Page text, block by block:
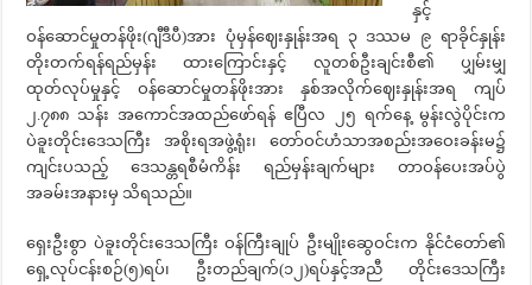
နှင့်
ဝန်ဆောင်မှုတန်ဖိုး(ဂျီဒီပီ)အား ပုံမှန်ဈေးနှုန်းအရ ၃ ဒဿမ ၉ ရာခိုင်နှုန်း
တိုးတက်ရန်ရည်မှန်း ထားကြောင်းနှင့် လူတစ်ဦးချင်းစီ၏ ပျှမ်းမျှ
ထုတ်လုပ်မှုနှင့် ဝန်ဆောင်မှုတန်ဖိုးအား နှစ်အလိုက်ဈေးနှုန်းအရ ကျပ်
၂.၇၈၈ သန်း အကောင်အထည်ဖော်ရန် ဧပြီလ ၂၅ ရက်နေ့ မွန်းလွဲပိုင်းက
ပဲခူးတိုင်းဒေသကြီး အစိုးရအဖွဲ့ရုံး၊ တော်ဝင်ဟံသာအစည်းအဝေးခန်းမ၌
ကျင်းပသည့် ဒေသန္တရစီမံကိန်း ရည်မှန်းချက်များ တာဝန်ပေးအပ်ပွဲ
အခမ်းအနားမှ သိရသည်။
ရှေးဦးစွာ ပဲခူးတိုင်းဒေသကြီး ဝန်ကြီးချုပ် ဦးမျိုးဆွေဝင်းက နိုင်ငံတော်၏
ရှေ့လုပ်ငန်းစဉ်(၅)ရပ်၊ ဦးတည်ချက်(၁၂)ရပ်နှင့်အညီ တိုင်းဒေသကြီး